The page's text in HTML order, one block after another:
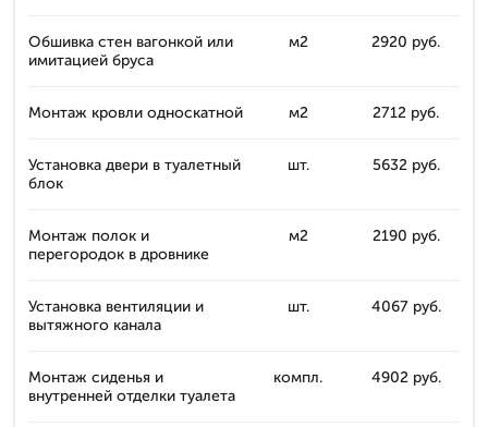
Обшивка стен вагонкой или
имитацией бруса
м2 2920 руб.
Монтаж кровли односкатной м2 2712 руб.
Установка двери в туалетный
блок
шт. 5632 руб.
Монтаж полок и
перегородок в дровнике
м2 2190 руб.
Установка вентиляции и
вытяжного канала
шт. 4067 руб.
Монтаж сиденья и
внутренней отделки туалета
компл. 4902 руб.